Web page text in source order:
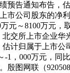
预告通知布告
公司股东的净
元～8100万元
交所上市企业
计归属于上市
，000万元，同
图网联（